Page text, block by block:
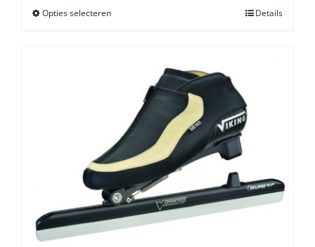
Opties selecterenDit
gekozen
worden
op
productpagina
Details